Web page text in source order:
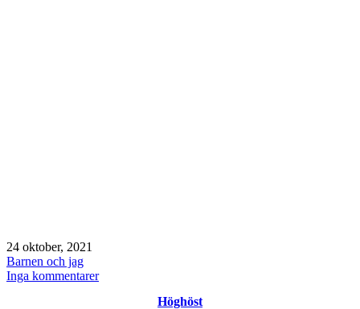
Publicerat
den
24 oktober, 2021
Kategoriserat
som
Barnen och jag
Inga kommentarertill
Höghöst